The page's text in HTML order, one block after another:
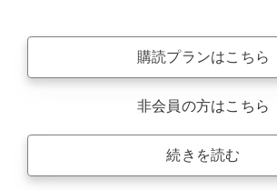
購読プランはこちら
非会員の方はこちら
続きを読む